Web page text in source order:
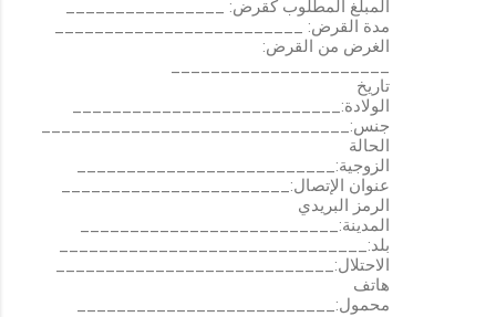
المبلغ المطلوب كقرض: ________________
مدة القرض: _________________________
الغرض من القرض:
تاريخ
الولادة:___________________________
جنس:_______________________________
الحالة
الزوجية:__________________________
عنوان الإتصال:_______________________
الرمز البريدي
المدينة:__________________________
بلد:_______________________________
الاحتلال:____________________________
هاتف
محمول:__________________________